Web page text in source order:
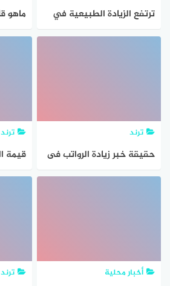
ترتفع الزيادة الطبيعية في
اواسط قارة
ماهو
ترند
حقيقة خبر زيادة الرواتب فى
السعودية بداية 2024
ترند
قيمة
تعديل
أخبار محلية ترند